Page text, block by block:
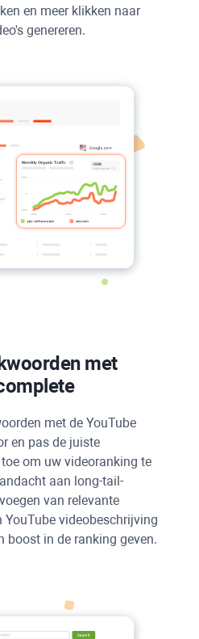
en meer klikken naar
genereren.
met
met de YouTube
en pas de juiste
om uw videoranking te
aan long-tail-
van relevante
YouTube videobeschrijving
boost in de ranking geven.